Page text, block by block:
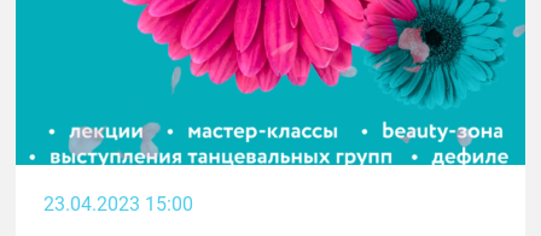
23.04.2023 15:00